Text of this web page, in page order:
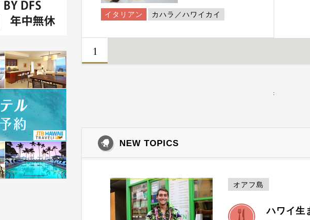
イタリアン カハラ／ハワイカイ
1
:
NEW TOPICS
オアフ島
ハワイ生